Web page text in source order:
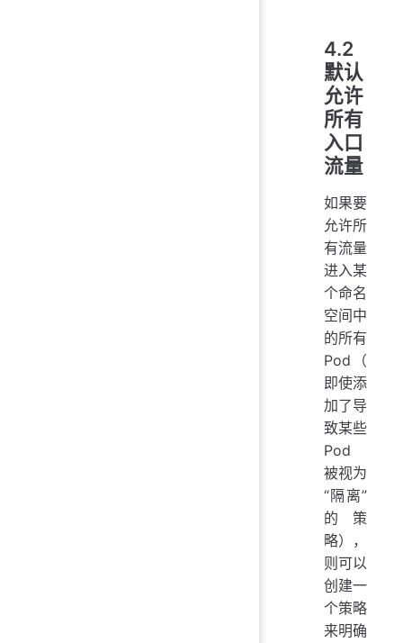
4.2
默认
允许
所有
入口
流量
如果要
允许所
有流量
进入某
个命名
空间中
的所有
Pod（
即使添
加了导
致某些
Pod
被视为
“隔离”
的策
略），
则可以
创建一
个策略
来明确